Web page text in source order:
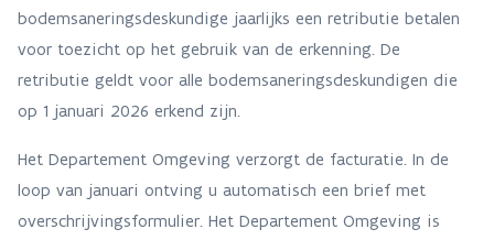
bodemsaneringsdeskundige jaarlijks een retributie betalen
voor toezicht op het gebruik van de erkenning. De
retributie geldt voor alle bodemsaneringsdeskundigen die
op 1 januari 2026 erkend zijn.
Het Departement Omgeving verzorgt de facturatie. In de
loop van januari ontving u automatisch een brief met
overschrijvingsformulier. Het Departement Omgeving is